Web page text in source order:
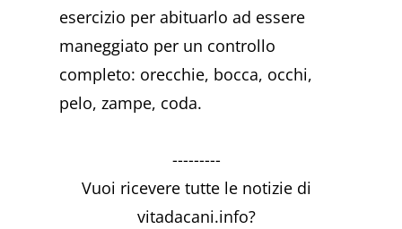
esercizio per abituarlo ad essere
maneggiato per un controllo
completo: orecchie, bocca, occhi,
pelo, zampe, coda.
---------
Vuoi ricevere tutte le notizie di
vitadacani.info?